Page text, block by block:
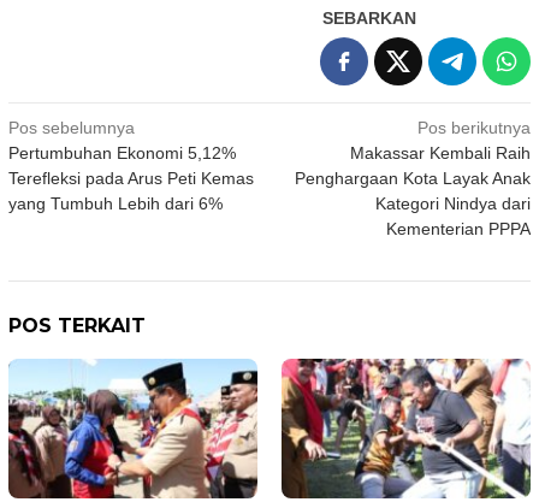
SEBARKAN
Navigasi
pos
Pos sebelumnya
Pertumbuhan Ekonomi 5,12%
Terefleksi pada Arus Peti Kemas
yang Tumbuh Lebih dari 6%
Pos berikutnya
Makassar Kembali Raih
Penghargaan Kota Layak Anak
Kategori Nindya dari
Kementerian PPPA
POS TERKAIT